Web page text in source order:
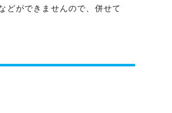
どができませんので、併せて